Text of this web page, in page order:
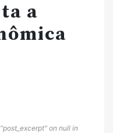
a
on null in